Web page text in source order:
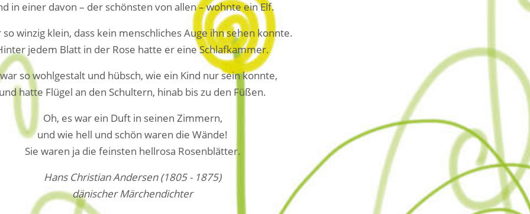
in einer davon – der schönsten von allen – wohnte ein Elf.
so winzig klein, dass kein menschliches Auge ihn sehen konnte.
jedem Blatt in der Rose hatte er eine Schlafkammer.
so wohlgestalt und hübsch, wie ein Kind nur sein konnte,
hatte Flügel an den Schultern, hinab bis zu den Füßen.
Oh, es war ein Duft in seinen Zimmern,
und wie hell und schön waren die Wände!
Sie waren ja die feinsten hellrosa Rosenblätter.
Hans Christian Andersen (1805 - 1875)
dänischer Märchendichter